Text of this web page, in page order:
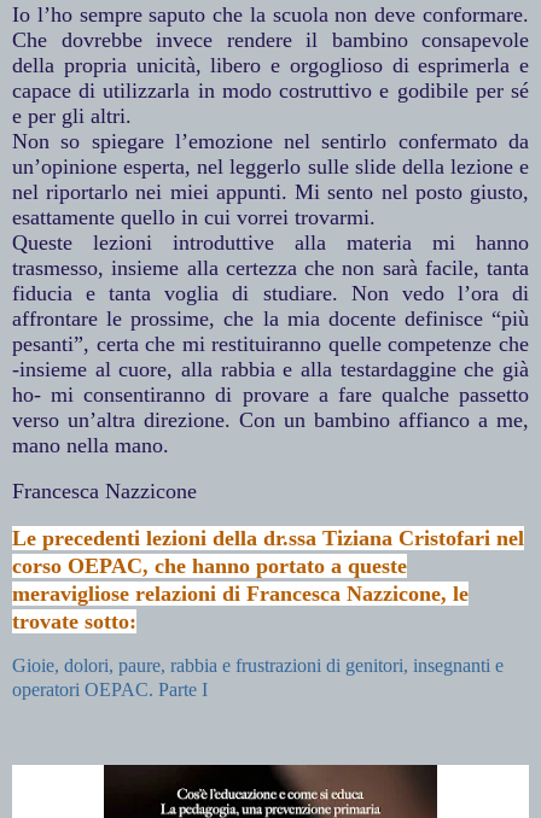
Io l’ho sempre saputo che la scuola non deve conformare.
Che dovrebbe invece rendere il bambino consapevole
della propria unicità, libero e orgoglioso di esprimerla e
capace di utilizzarla in modo costruttivo e godibile per sé
e per gli altri.
Non so spiegare l’emozione nel sentirlo confermato da
un’opinione esperta, nel leggerlo sulle slide della lezione e
nel riportarlo nei miei appunti. Mi sento nel posto giusto,
esattamente quello in cui vorrei trovarmi.
Queste lezioni introduttive alla materia mi hanno
trasmesso, insieme alla certezza che non sarà facile, tanta
fiducia e tanta voglia di studiare. Non vedo l’ora di
affrontare le prossime, che la mia docente definisce “più
pesanti”, certa che mi restituiranno quelle competenze che
-insieme al cuore, alla rabbia e alla testardaggine che già
ho- mi consentiranno di provare a fare qualche passetto
verso un’altra direzione. Con un bambino affianco a me,
mano nella mano.
Francesca Nazzicone
Le precedenti lezioni della dr.ssa Tiziana Cristofari nel
corso OEPAC, che hanno portato a queste
meravigliose relazioni di Francesca Nazzicone, le
trovate sotto:
Gioie, dolori, paure, rabbia e frustrazioni di genitori, insegnanti e
operatori OEPAC. Parte I